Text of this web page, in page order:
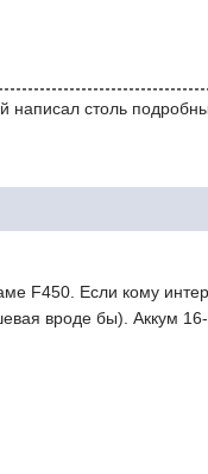
написал столь
F450. Если кому
вроде бы). Аккум